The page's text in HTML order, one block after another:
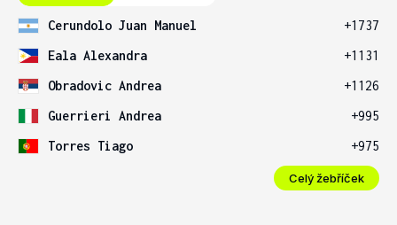
Cerundolo Juan Manuel
+1737
Eala Alexandra
+1131
Obradovic Andrea
+1126
Guerrieri Andrea
+995
Torres Tiago
+975
Celý žebříček